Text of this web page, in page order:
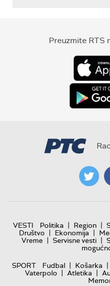
Preuzmite RTS
VESTI Politika | Region |
Društvo | Ekonomija |
Vreme | Servisne vesti |
SPORT
Fudbal | Košarka |
Vaterpolo | Atletika |